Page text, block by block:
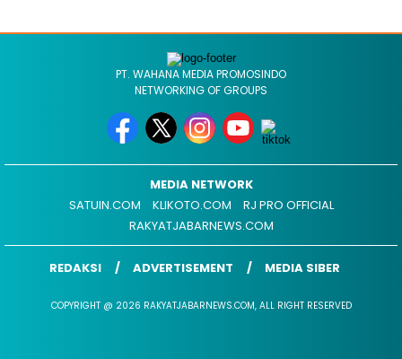
PT. WAHANA MEDIA PROMOSINDO
NETWORKING OF GROUPS
MEDIA NETWORK
SATUIN.COM
KLIKOTO.COM
RJ PRO OFFICIAL
RAKYATJABARNEWS.COM
REDAKSI ADVERTISEMENT MEDIA SIBER
COPYRIGHT @ 2026 RAKYATJABARNEWS.COM, ALL RIGHT RESERVED